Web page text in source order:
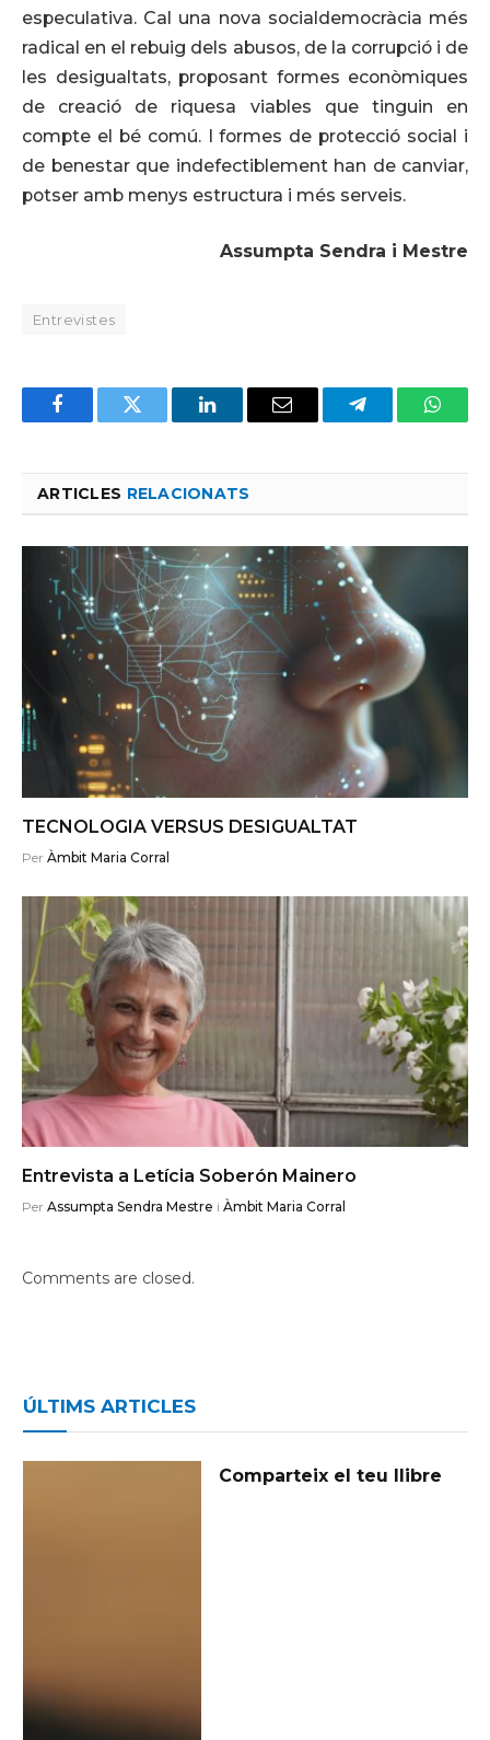
especulativa. Cal una nova socialdemocràcia més
radical en el rebuig dels abusos, de la corrupció i de
les desigualtats, proposant formes econòmiques
de creació de riquesa viables que tinguin en
compte el bé comú. I formes de protecció social i
de benestar que indefectiblement han de canviar,
potser amb menys estructura i més serveis.
Assumpta Sendra i Mestre
Entrevistes
FacebookTwitter LinkedInEmail Telegram
ARTICLES RELACIONATS
TECNOLOGIA VERSUS DESIGUALTAT
Per Àmbit Maria Corral
Entrevista a Letícia Soberón Mainero
Per Assumpta Sendra Mestre i Àmbit Maria Corral
Comments are closed.
ÚLTIMS ARTICLES
Comparteix el teu llibre